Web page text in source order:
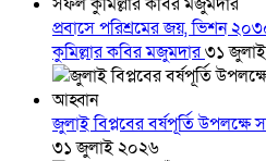
প্রবাসে পরিশ্রমের জয়, ভিশন
কুমিল্লার কবির মজুমদার৩১
জুলাই বিপ্লবের বর্ষপূর্তি
৩১ জুলাই ২০২৬